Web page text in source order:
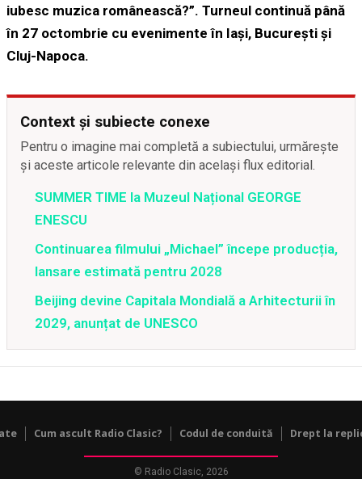
iubesc muzica românească?”. Turneul continuă până
în 27 octombrie cu evenimente în Iași, București și
Cluj-Napoca.
Context și subiecte conexe
Pentru o imagine mai completă a subiectului, urmărește
și aceste articole relevante din același flux editorial.
SUMMER TIME la Muzeul Național GEORGE
ENESCU
Continuarea filmului „Michael” începe producția,
lansare estimată pentru 2028
Beijing devine Capitala Mondială a Arhitecturii în
2029, anunțat de UNESCO
Cum ascult Radio Clasic? Codul de conduită Drept la
© Radio Clasic, 2026